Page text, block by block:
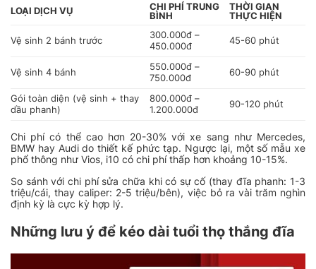
LOẠI DỊCH VỤ
CHI PHÍ TRUNG
BÌNH
THỜI GIAN
THỰC HIỆN
Vệ sinh 2 bánh trước
300.000đ –
450.000đ
45-60 phút
Vệ sinh 4 bánh
550.000đ –
750.000đ
60-90 phút
Gói toàn diện (vệ sinh + thay
dầu phanh)
800.000đ –
1.200.000đ
90-120 phút
Chi phí có thể cao hơn 20-30% với xe sang như Mercedes,
BMW hay Audi do thiết kế phức tạp. Ngược lại, một số mẫu xe
phổ thông như Vios, i10 có chi phí thấp hơn khoảng 10-15%.
So sánh với chi phí sửa chữa khi có sự cố (thay đĩa phanh: 1-3
triệu/cái, thay caliper: 2-5 triệu/bên), việc bỏ ra vài trăm nghìn
định kỳ là cực kỳ hợp lý.
Những lưu ý để kéo dài tuổi thọ thắng đĩa